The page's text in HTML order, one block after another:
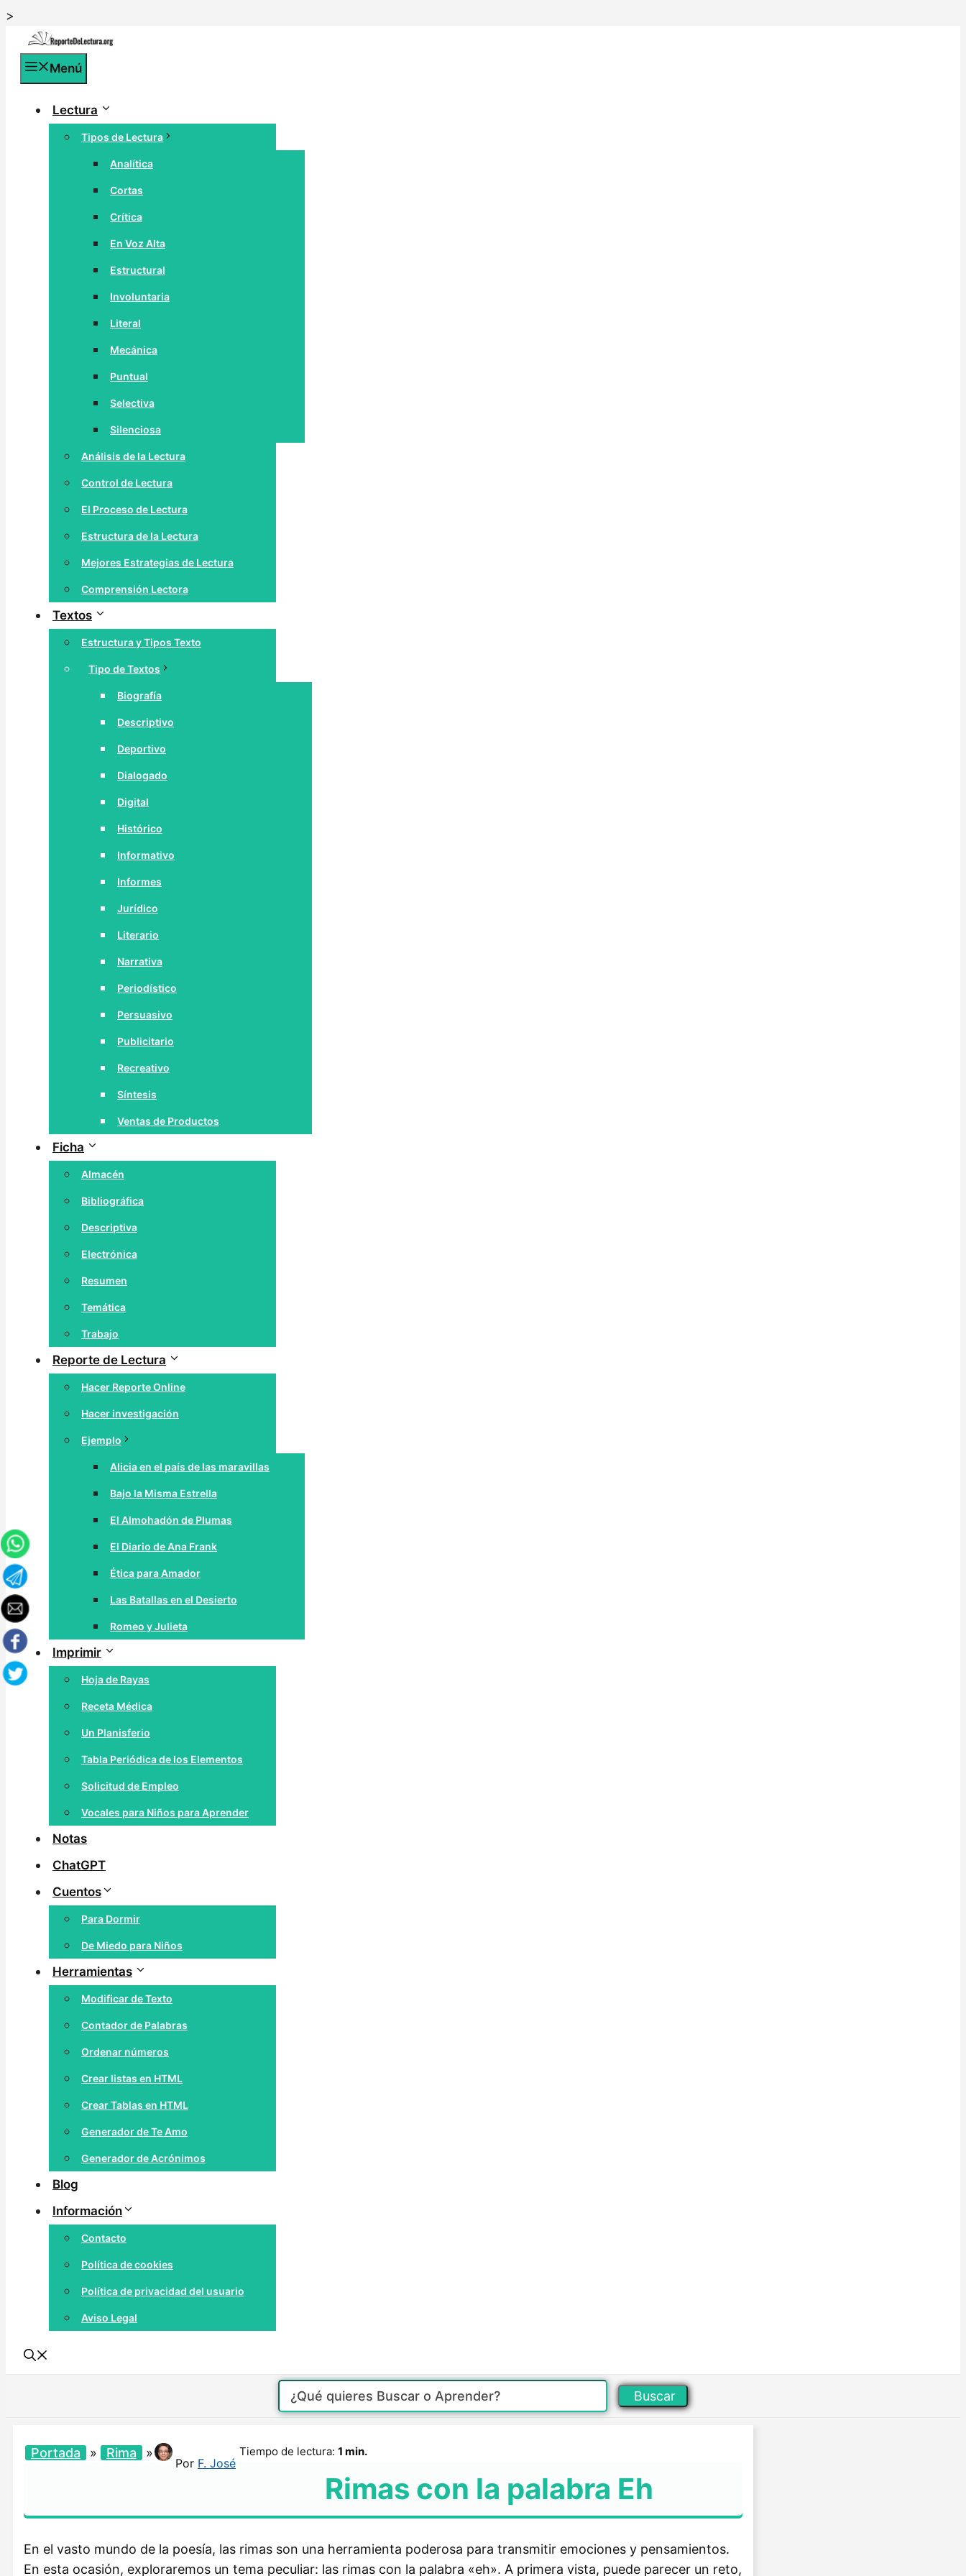
>
contenido
Menú
Lectura
Tipos de Lectura
Analítica
Cortas
Crítica
En Voz Alta
Estructural
Involuntaria
Literal
Mecánica
Puntual
Selectiva
Silenciosa
Análisis de la Lectura
Control de Lectura
El Proceso de Lectura
Estructura de la Lectura
Mejores Estrategias de Lectura
Comprensión Lectora
Textos
Estructura y Tipos Texto
Tipo de Textos
Biografía
Descriptivo
Deportivo
Dialogado
Digital
Histórico
Informativo
Informes
Jurídico
Literario
Narrativa
Periodístico
Persuasivo
Publicitario
Recreativo
Síntesis
Ventas de Productos
Ficha
Almacén
Bibliográfica
Descriptiva
Electrónica
Resumen
Temática
Trabajo
Reporte de Lectura
Hacer Reporte Online
Hacer investigación
Ejemplo
Alicia en el país de las maravillas
Bajo la Misma Estrella
El Almohadón de Plumas
El Diario de Ana Frank
Ética para Amador
Las Batallas en el Desierto
Romeo y Julieta
Imprimir
Hoja de Rayas
Receta Médica
Un Planisferio
Tabla Periódica de los Elementos
Solicitud de Empleo
Vocales para Niños para Aprender
Notas
ChatGPT
Cuentos
Para Dormir
De Miedo para Niños
Herramientas
Modificar de Texto
Contador de Palabras
Ordenar números
Crear listas en HTML
Crear Tablas en HTML
Generador de Te Amo
Generador de Acrónimos
Blog
Información
Contacto
Política de cookies
Política de privacidad del usuario
Aviso Legal
Buscar
Portada » Rima »
Por F. José
Tiempo de lectura: 1 min.
Rimas con la palabra Eh
En el vasto mundo de la poesía, las rimas son una herramienta poderosa para transmitir emociones y pensamientos.
En esta ocasión, exploraremos un tema peculiar: las rimas con la palabra «eh». A primera vista, puede parecer un reto,